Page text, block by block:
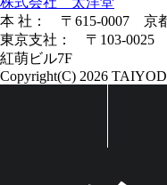
本 社： 〒615-0007 京
東京支社： 〒103-0025
紅萌ビル7F
Copyright(C) 2026